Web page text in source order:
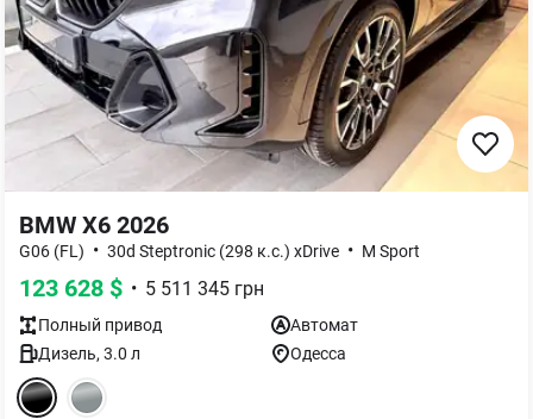
BMW X6 2026
G06 (FL) • 30d Steptronic (298 к.с.) xDrive • M Sport
123 628 $ • 5 511 345 грн
Полный привод
Автомат
Дизель, 3.0 л Одесса